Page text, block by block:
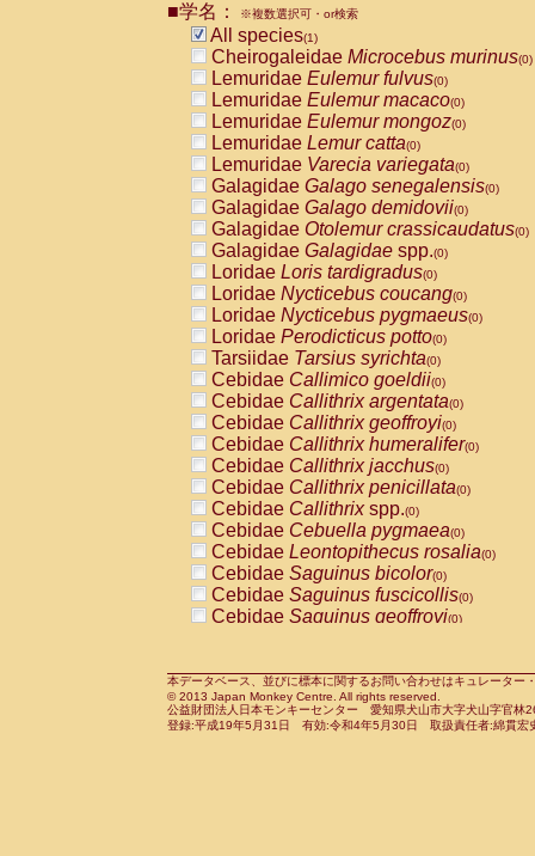
CebidaeCebus nigrivittatus
CebidaeCebus
CebidaeSaimiri boliviensis(0)
CebidaeSaimiri sciureus(0)
AtelidaeAlouatta caraya(0)
AtelidaeAlouatta fusca(0)
AtelidaeAlouatta seniculus
AtelidaeAlouattaspp.(0)
AtelidaeAteles belzebuth(0)
AtelidaeAteles geoffroyi(0)
AtelidaeAteles paniscus(0)
AtelidaeAtelesspp.(0)
Atelidae Lagothrix lagothricha
AtelidaeLagothrix lagothricha cana
PitheciidaeCacajao calvus
PitheciidaeCallicebus cupreus
PitheciidaeCallicebus donacophilus
PitheciidaeCallicebus moloch
PitheciidaeCallicebus torquatus
PitheciidaeCallicebusspp.(0)
PitheciidaeChiropotes satanas(0)
PitheciidaePithecia monachus
PitheciidaePithecia pithecia(0)
CercopithecidaeCercocebus agilis
CercopithecidaeCercocebus
CercopithecidaeCercocebus
CercopithecidaeCercocebus
CercopithecidaeCercocebus
CercopithecidaeCercocebushybrid
CercopithecidaePapio anubis(0)
CercopithecidaePapio cynocephalus
CercopithecidaePapio hamadryas(0)
■学名： ※複数選択可・or検索
All species(1)
Cheirogaleidae Microcebus murinus(0)
Lemuridae Eulemur fulvus(0)
Lemuridae Eulemur macaco(0)
Lemuridae Eulemur mongoz(0)
Lemuridae Lemur catta(0)
Lemuridae Varecia variegata(0)
Galagidae Galago senegalensis(0)
Galagidae Galago demidovii(0)
Galagidae Otolemur crassicaudatus(0)
Galagidae Galagidae spp.(0)
Loridae Loris tardigradus(0)
Loridae Nycticebus coucang(0)
Loridae Nycticebus pygmaeus(0)
Loridae Perodicticus potto(0)
Tarsiidae Tarsius syrichta(0)
Cebidae Callimico goeldii(0)
Cebidae Callithrix argentata(0)
Cebidae Callithrix geoffroyi(0)
Cebidae Callithrix humeralifer(0)
Cebidae Callithrix jacchus(0)
Cebidae Callithrix penicillata(0)
Cebidae Callithrixspp.(0)
Cebidae Cebuella pygmaea(0)
Cebidae Leontopithecus rosalia(0)
Cebidae Saguinus bicolor(0)
Cebidae Saguinus fuscicollis(0)
Cebidae Saguinus geoffroyi(0)
CebidaeSaguinus leucopus(0)
CebidaeSaguinus midas(0)
Cebidae Saguinus mystax(0)
本データベース、並びに標本に関するお問い合わせはキュレータ
© 2013 Japan Monkey Centre. All rights reserved.
公益財団法人日本モンキーセンター 愛知県犬山市大字犬山字官
登録:平成19年5月31日 有効:令和4年5月30日 取扱責任者:綿貫宏